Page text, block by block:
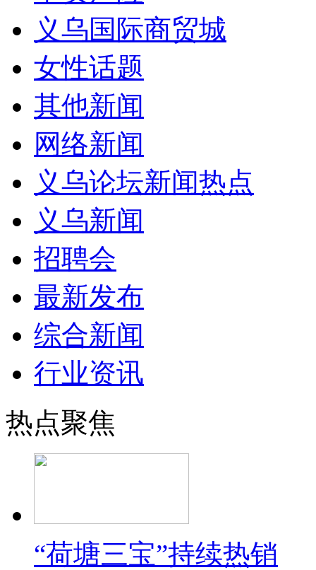
义乌国际商贸城
女性话题
其他新闻
网络新闻
义乌论坛新闻热点
义乌新闻
招聘会
最新发布
综合新闻
行业资讯
热点聚焦
“荷塘三宝”持续热销